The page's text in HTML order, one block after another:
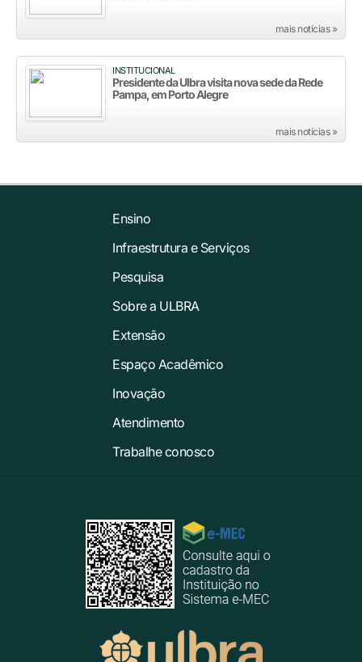
mais notícias »
INSTITUCIONAL
Presidente da Ulbra visita nova sede da Rede
Pampa, em Porto Alegre
mais notícias »
Ensino
Infraestrutura e Serviços
Pesquisa
Sobre a ULBRA
Extensão
Espaço Acadêmico
Inovação
Atendimento
Trabalhe conosco